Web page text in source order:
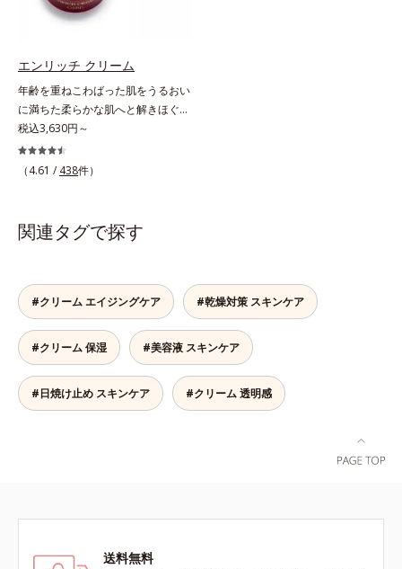
す。さらに、水でも油でもない第3
の成分、even wateroil（イーブン
り、水でも油でも実現できなかっ
ない”、相反する2つの感触の両立に
成功。ごわつく年齢肌を柔肌に整
え、未体験の肌感触を叶えます。*1
保湿*2 年齢に応じたお手入れ *3
D.N.A.＝Daily New Approach*4
ごこちで、ありふれた毎日のお手入
れが、肌も心も喜ぶひとときに変わ
ります。*1 こわばった肌にうるお
いを与え、やわらかくすること。そ
のここちよさを感じること*2 シク
ロペンタシロキサン、ジフェニルシ
ロキシフェニルトリメチコン*3
（メタクリル酸グリセリルアミドエ
ポリマー*4 ローマカミツレ花エキ
エンリッチ クリーム
年齢を重ねこわばった肌をうるおい
に満ちた柔らかな肌へと解きほぐ
す。セラミド配合保湿クリーム。う
るおい続く柔らかな肌へ整える、エ
イジングケア(*1)保湿クリームで
ドを極小のナノサイズにカプセル化
しました。内包した3大保湿成分＝
に浸透(*4)し、うるおいに満ちた状
態が続く肌へ整えます。さらに年齢
肌がうるおいとともに失ってしまう
ハリ・弾力に、モイストエンリッチ
コンプレックス(*5）がアプロー
チ。ベタつかずみずみずしい使いご
こちでこわばった肌を解きほぐし、
おいと柔らかさを与える保湿成分
税込3,630円～
（4.61 / 438件）
関連タグで探す
#クリーム エイジングケア #乾燥対策 スキンケア
#クリーム 保湿 #美容液 スキンケア
#日焼け止め スキンケア #クリーム 透明感
送料無料